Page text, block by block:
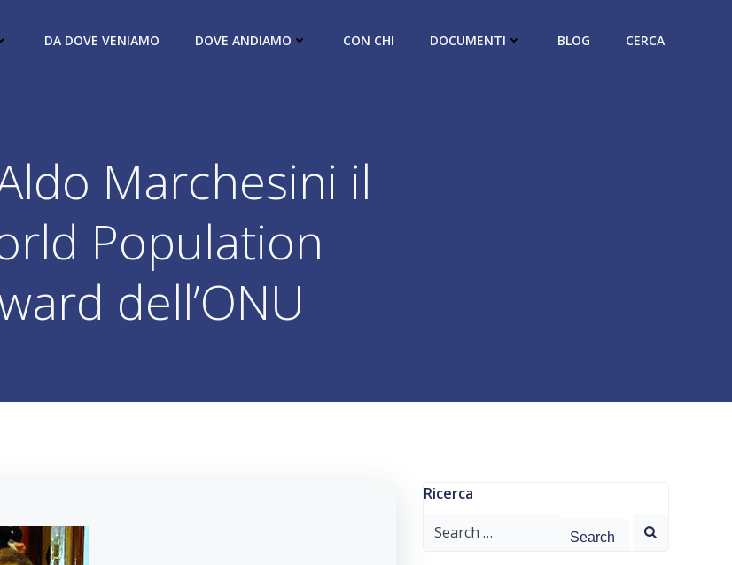
DA DOVE VENIAMO DOVE ANDIAMO CON CHI DOCUMENTI BLOG CERCA
Marchesini il
Population
dell’ONU
Ricerca
Search